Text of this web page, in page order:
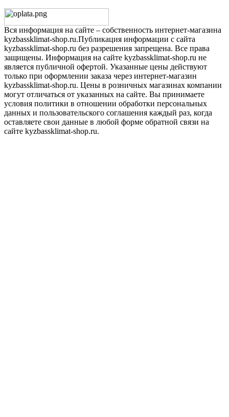
Вся информация на сайте – собственность интернет-магазина
kyzbassklimat-shop.ru.Публикация информации с сайта
kyzbassklimat-shop.ru без разрешения запрещена. Все права
защищены. Информация на сайте kyzbassklimat-shop.ru не
является публичной офертой. Указанные цены действуют
только при оформлении заказа через интернет-магазин
kyzbassklimat-shop.ru. Цены в розничных магазинах компании
могут отличаться от указанных на сайте. Вы принимаете
условия политики в отношении обработки персональных
данных и пользовательского соглашения каждый раз, когда
оставляете свои данные в любой форме обратной связи на
сайте kyzbassklimat-shop.ru.